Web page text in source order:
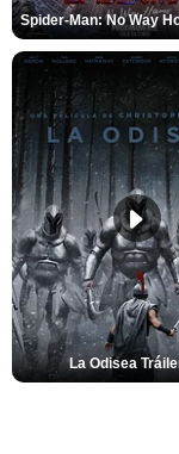
Spider-Man: No Way
La Odisea